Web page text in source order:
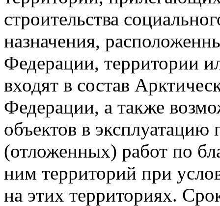
строительства
назначения,
Федерации, территории
входят в состав
Федерации, а также
объектов в
(отложенных) работ по
ним территорий при
на этих территориях.